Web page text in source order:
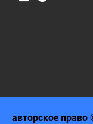
авторское право